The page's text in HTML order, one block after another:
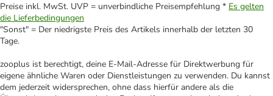
Preise inkl. MwSt. UVP = unverbindliche Preisempfehlung * Es gelten
die Lieferbedingungen
"Sonst" = Der niedrigste Preis des Artikels innerhalb der letzten 30
Tage.
zooplus ist berechtigt, deine E-Mail-Adresse für Direktwerbung für
eigene ähnliche Waren oder Dienstleistungen zu verwenden. Du kannst
dem jederzeit widersprechen, ohne dass hierfür andere als die